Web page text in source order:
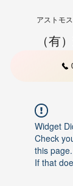
アストモ
（有
Widget
Check
this page.
If that